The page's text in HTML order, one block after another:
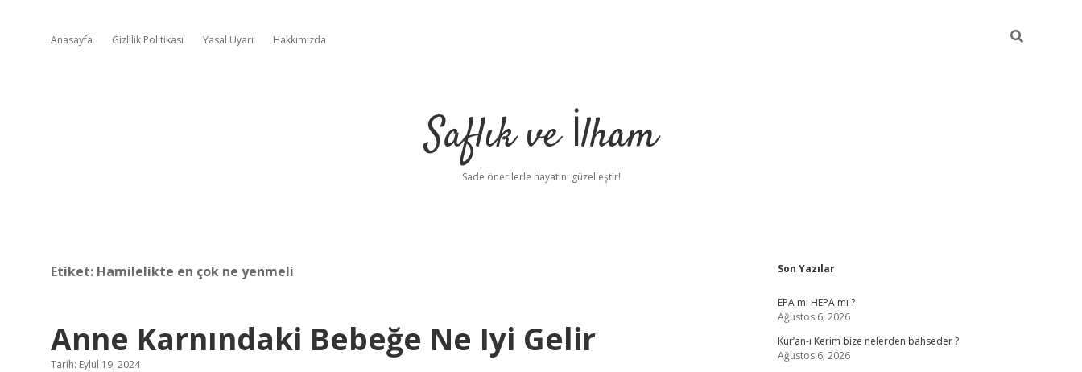
Anasayfa Gizlilik Politikası Yasal Uyarı Hakkımızda
Saflık ve İlham
Sade önerilerle hayatını güzelleştir!
Etiket: Hamilelikte en çok ne yenmeli
Anne Karnındaki Bebeğe Ne Iyi Gelir
Tarih: Eylül 19, 2024
Sidebar
Son Yazılar
EPA mı HEPA mı ?
Ağustos 6, 2026
Kur’an-ı Kerim bize nelerden bahseder ?
Ağustos 6, 2026